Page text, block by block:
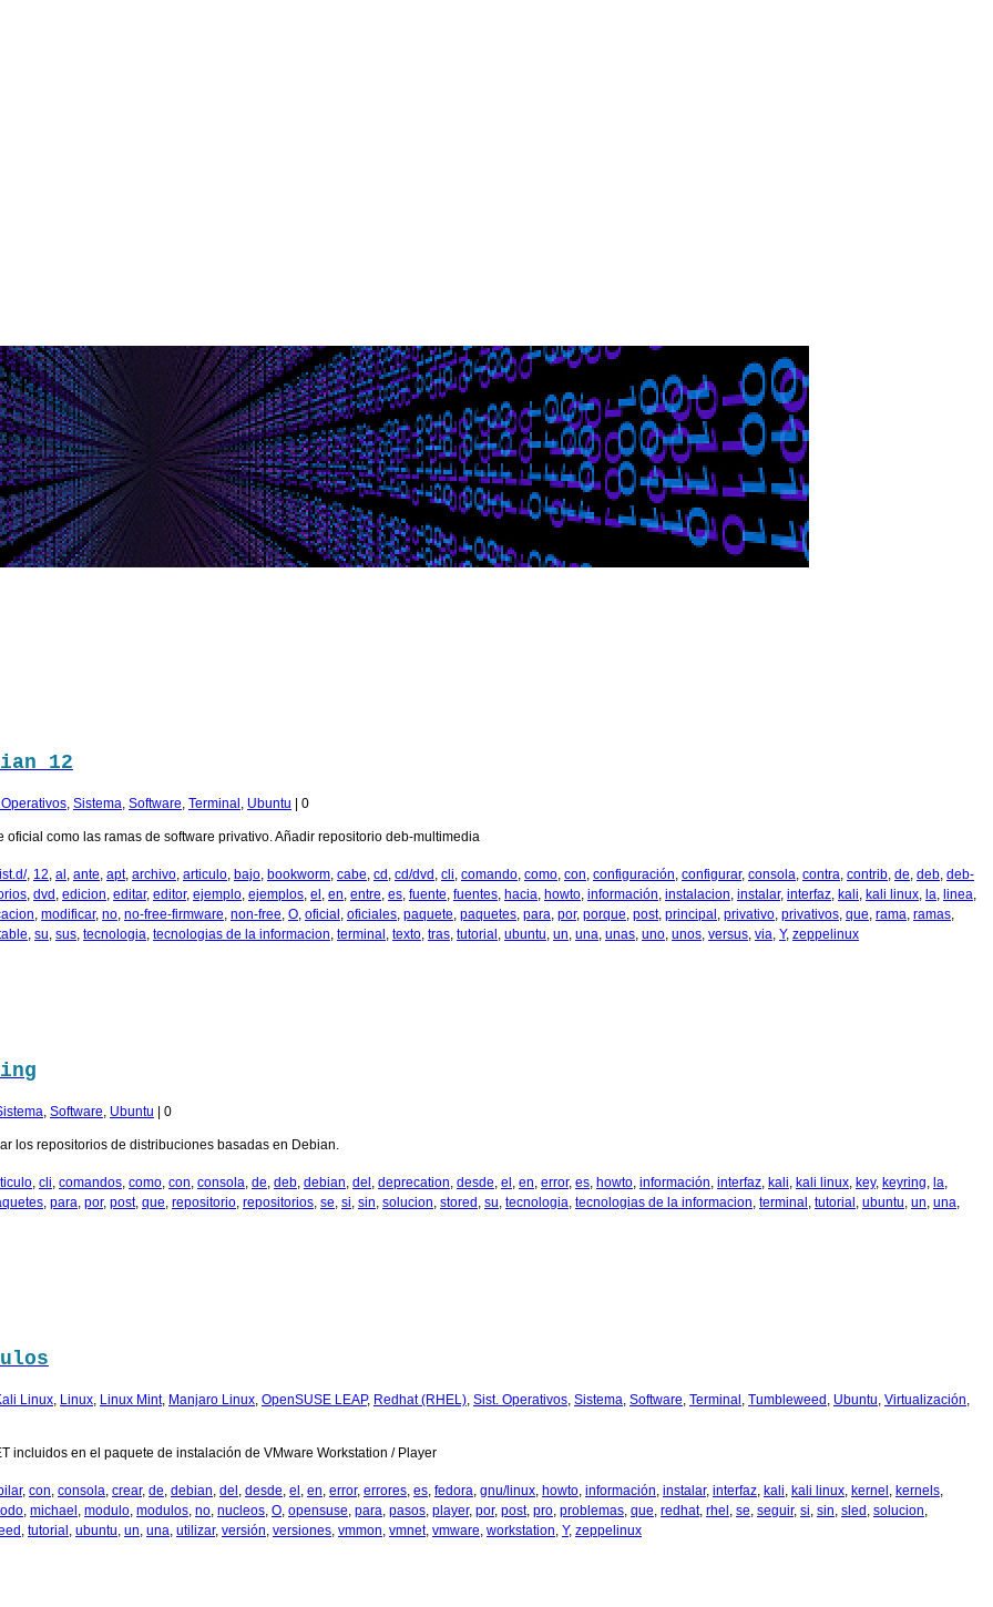
12
, Sistema, Software, Terminal , Ubuntu 0
como las ramas de software privativo. Añadir repositorio deb-multimedia
, 12, al , ante, apt, archivo, articulo, bajo, bookworm, cabe, cd , cd/dvd , cli, comando, como, con, configuración, configurar, consola, contra, contrib, de, deb, deb-
, dvd , edicion, editar, editor, ejemplo, ejemplos, el , en, entre, es, fuente, fuentes, hacia, howto, información, instalacion, instalar, interfaz, kali, kali linux, la, linea,
, modificar, no, no-free-firmware, non-free, O, oficial , oficiales, paquete, paquetes, para, por, porque, post, principal , privativo, privativos, que, rama, ramas,
, su, sus, tecnologia, tecnologias de la informacion, terminal , texto, tras, tutorial , ubuntu, un, una, unas, uno, unos, versus, via, Y, zeppelinux
, Software, Ubuntu 0
los repositorios de distribuciones basadas en Debian.
, cli, comandos, como, con, consola, de, deb, debian, del , deprecation, desde, el , en, error, es, howto, información, interfaz, kali, kali linux, key, keyring, la,
, para, por, post, que, repositorio, repositorios, se, si, sin, solucion, stored , su, tecnologia, tecnologias de la informacion, terminal , tutorial , ubuntu, un, una,
Linux Linux Linux Mint, Manjaro Linux OpenSUSE LEAP, Redhat (RHEL) Sist. Operativos Sistema Software Terminal Tumbleweed Ubuntu Virtualización
incluidos en el paquete de instalación de VMware Workstation / Player
, con consola crear, de debian del desde el en error, errores es fedora gnu/linux howto información instalar, interfaz kali kali linux kernel kernels
michael modulo modulos no nucleos O opensuse para pasos player, por, post, pro problemas que redhat, rhel se seguir, si sin sled solucion
tutorial ubuntu un una utilizar, versión versiones vmmon vmnet, vmware workstation Y, zeppelinux